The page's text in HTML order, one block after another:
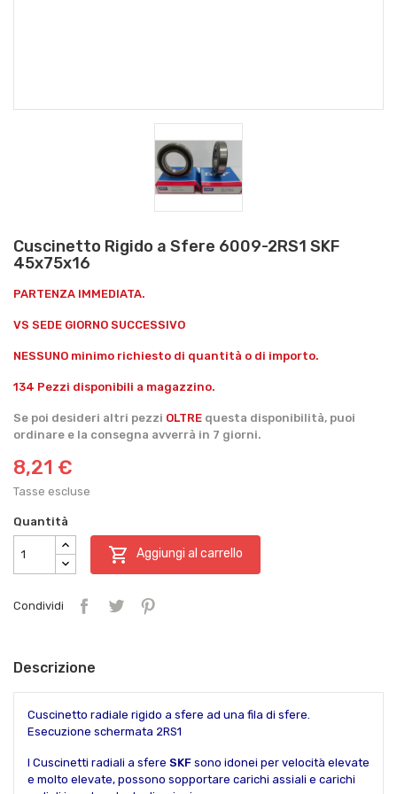
Cuscinetto Rigido a Sfere 6009-2RS1 SKF
45x75x16
PARTENZA IMMEDIATA.
VS SEDE GIORNO SUCCESSIVO
NESSUNO minimo richiesto di quantità o di importo.
134 Pezzi disponibili a magazzino.
Se poi desideri altri pezzi OLTRE questa disponibilità, puoi
ordinare e la consegna avverrà in 7 giorni.
8,21 €
Tasse escluse
Quantità
 Aggiungi al carrello
Condividi
Descrizione
Cuscinetto radiale rigido a sfere ad una fila di sfere.
Esecuzione schermata 2RS1
I Cuscinetti radiali a sfere SKF sono idonei per velocità elevate
e molto elevate, possono sopportare carichi assiali e carichi